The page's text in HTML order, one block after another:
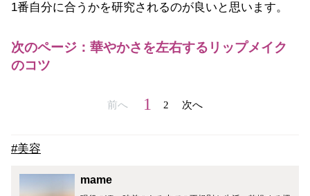
1番自分に合うかを研究されるのが良いと思います。
次のページ：華やかさを左右するリップメイク
のコツ
前へ 1 2 次へ
#美容
mame